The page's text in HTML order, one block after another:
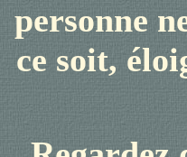
personne
ce soit,